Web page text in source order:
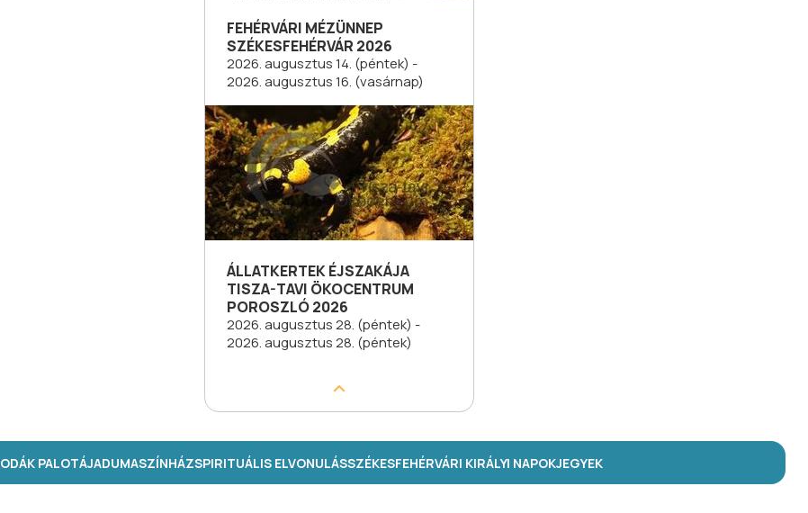
FEHÉRVÁRI MÉZÜNNEP
SZÉKESFEHÉRVÁR 2026
2026. augusztus 14. (péntek) -
2026. augusztus 16. (vasárnap)
ÁLLATKERTEK ÉJSZAKÁJA
TISZA-TAVI ÖKOCENTRUM
POROSZLÓ 2026
2026. augusztus 28. (péntek) -
2026. augusztus 28. (péntek)
PALOTÁJADUMASZÍNHÁZSPIRITUÁLIS ELVONULÁSSZÉKESFEHÉRVÁRI KIRÁLYI NAPOKJEGYEK